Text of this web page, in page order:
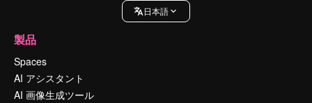
日本語
製品
Spaces
AI アシスタント
AI 画像生成ツール